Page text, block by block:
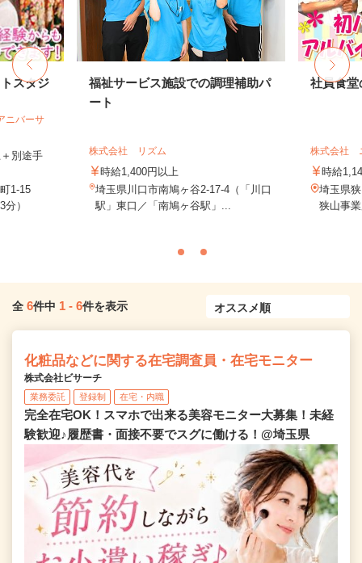
スタジ
ニバーサ
別途手
1-15
）
福祉サービス施設での調理補助パ
ート
株式会社 リズム
時給1,400円以上
埼玉県川口市南鳩ヶ谷2-17-4（「川口
駅」東口／「南鳩ヶ谷駅」...
社員食堂
株式会社
時給
埼玉県
狭山事
全 6件中 1 - 6件を表示
化粧品などに関する在宅調査員・在宅モニター
株式会社ビサーチ
業務委託 登録制 在宅・内職
完全在宅OK！スマホで出来る美容モニター大募集！未経
験歓迎♪履歴書・面接不要でスグに働ける！@埼玉県